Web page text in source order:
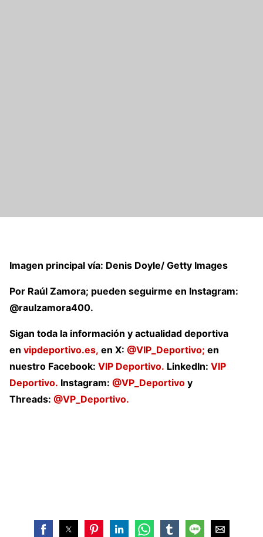
Imagen principal vía: Denis Doyle/ Getty Images
Por Raúl Zamora; pueden seguirme en Instagram:
@raulzamora400.
Sigan toda la información y actualidad deportiva
en vipdeportivo.es, en X: @VIP_Deportivo; en
nuestro Facebook: VIP Deportivo. LinkedIn: VIP
Deportivo. Instagram: @VP_Deportivo y
Threads: @VP_Deportivo.